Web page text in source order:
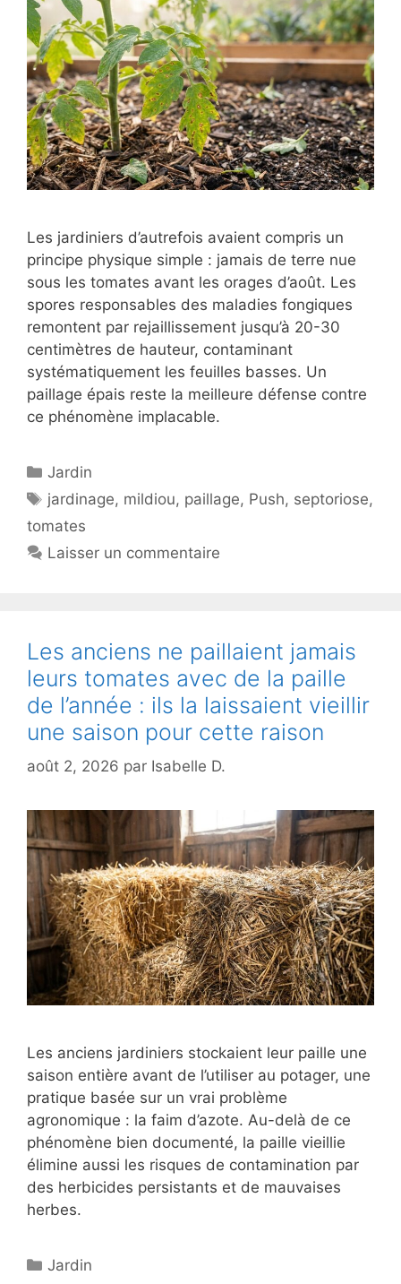
Les jardiniers d’autrefois avaient compris un
principe physique simple : jamais de terre nue
sous les tomates avant les orages d’août. Les
spores responsables des maladies fongiques
remontent par rejaillissement jusqu’à 20-30
centimètres de hauteur, contaminant
systématiquement les feuilles basses. Un
paillage épais reste la meilleure défense contre
ce phénomène implacable.
Catégories
Jardin
Étiquettes
jardinage, mildiou, paillage, Push, septoriose,
tomates
Laisser un commentaire
Les anciens ne paillaient jamais
leurs tomates avec de la paille
de l’année : ils la laissaient vieillir
une saison pour cette raison
août 2, 2026 par Isabelle D.
Les anciens jardiniers stockaient leur paille une
saison entière avant de l’utiliser au potager, une
pratique basée sur un vrai problème
agronomique : la faim d’azote. Au-delà de ce
phénomène bien documenté, la paille vieillie
élimine aussi les risques de contamination par
des herbicides persistants et de mauvaises
herbes.
Catégories
Jardin